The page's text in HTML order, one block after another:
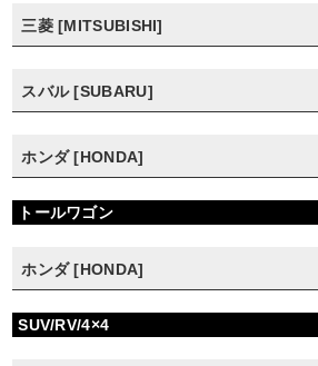
三菱 [MITSUBISHI]
スバル [SUBARU]
ホンダ [HONDA]
トールワゴン
ホンダ [HONDA]
SUV/RV/4×4